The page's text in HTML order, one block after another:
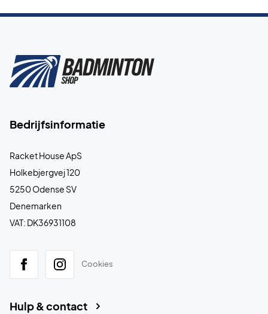
Bedrijfsinformatie
Racket House ApS
Holkebjergvej 120
5250 Odense SV
Denemarken
VAT: DK36931108
Cookies
Hulp & contact